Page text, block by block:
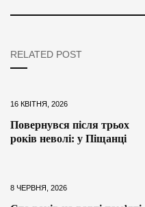
RELATED POST
16 КВІТНЯ, 2026
Повернувся після трьох
років неволі: у Піщанці
8 ЧЕРВНЯ, 2026